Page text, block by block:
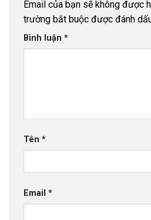
Email của bạn sẽ không được
trường bắt buộc được đánh
Bình luận *
Tên *
Email *